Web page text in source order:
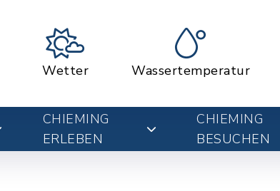
Wetter Wassertemperatur
CHIEMING
ERLEBEN
CHIEMING
BESUCHEN